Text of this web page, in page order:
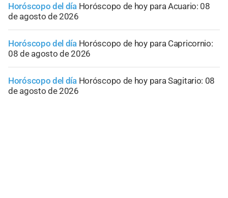
Horóscopo del día Horóscopo de hoy para Acuario: 08
de agosto de 2026
Horóscopo del día Horóscopo de hoy para Capricornio:
08 de agosto de 2026
Horóscopo del día Horóscopo de hoy para Sagitario: 08
de agosto de 2026